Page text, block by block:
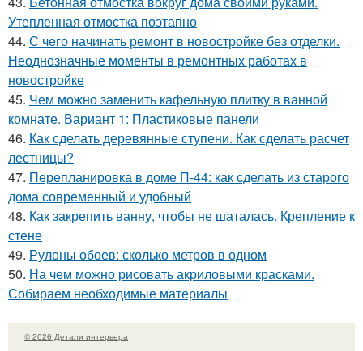
Утепленная отмостка поэтапно
44. С чего начинать ремонт в новостройке без отделки.
Неоднозначные моменты в ремонтных работах в
новостройке
45. Чем можно заменить кафельную плитку в ванной
комнате. Вариант 1: Пластиковые панели
46. Как сделать деревянные ступени. Как сделать расчет
лестницы?
47. Перепланировка в доме П-44: как сделать из старого
дома современный и удобный
48. Как закрепить ванну, чтобы не шаталась. Крепление к
стене
49. Рулоны обоев: сколько метров в одном
50. На чем можно рисовать акриловыми красками.
Собираем необходимые материалы
© 2026 Детали интерьера